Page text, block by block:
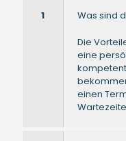
1 Was sind
Die
eine
einen